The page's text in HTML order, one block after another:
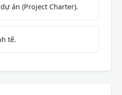
án (Project Charter).
tế.